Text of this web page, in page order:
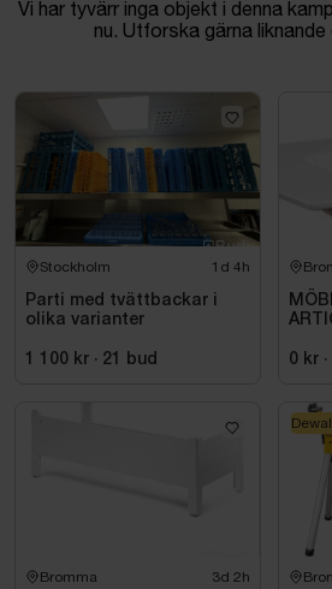
Vi har tyvärr inga objekt i denna
nu. Utforska gärna
Stockholm 1d 4h
Parti med tvättbackar i
olika varianter
1 100 kr · 21 bud 0 kr ·
Bromma 3d 2h